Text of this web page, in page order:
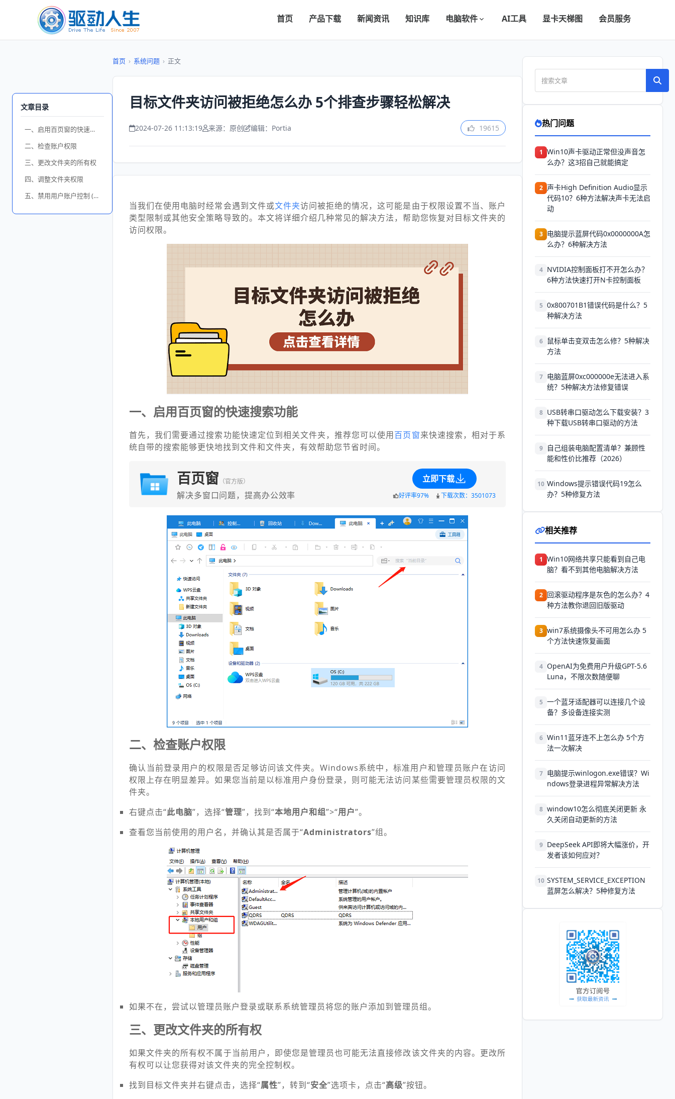
首页 产品下载 新闻资讯 知识库 电脑软件 AI工具 显卡天梯图 会员服务
文章目录
一、启用百页窗的快速搜索功能
二、检查账户权限
三、更改文件夹的所有权
四、调整文件夹权限
五、禁用用户账户控制 (UAC)
首页 › 系统问题 › 正文
目标文件夹访问被拒绝怎么办 5个排查步骤轻松解决
2024-07-26 11:13:19 来源：原创 编辑：Portia 19615
当我们在使用电脑时经常会遇到文件或文件夹访问被拒绝的情况，这可能是由于权限设置不当、账户
类型限制或其他安全策略导致的。本文将详细介绍几种常见的解决方法，帮助您恢复对目标文件夹的
访问权限。
一、启用百页窗的快速搜索功能
首先，我们需要通过搜索功能快速定位到相关文件夹，推荐您可以使用百页窗来快速搜索，相对于系
统自带的搜索能够更快地找到文件和文件夹，有效帮助您节省时间。
百页窗 （官方版）
解决多窗口问题，提高办公效率
立即下载
好评率97% 下载次数：3501073
二、检查账户权限
确认当前登录用户的权限是否足够访问该文件夹。Windows系统中，标准用户和管理员账户在访问
权限上存在明显差异。如果您当前是以标准用户身份登录，则可能无法访问某些需要管理员权限的文
件夹。
右键点击“此电脑”，选择“管理”，找到“本地用户和组”>“用户”。
查看您当前使用的用户名，并确认其是否属于“Administrators”组。
如果不在，尝试以管理员账户登录或联系系统管理员将您的账户添加到管理员组。
三、更改文件夹的所有权
如果文件夹的所有权不属于当前用户，即使您是管理员也可能无法直接修改该文件夹的内容。更改所
有权可以让您获得对该文件夹的完全控制权。
找到目标文件夹并右键点击，选择“属性”，转到“安全”选项卡，点击“高级”按钮。
热门问题
1 Win10声卡驱动正常但没声音怎
么办？这3招自己就能搞定
2 声卡High Definition Audio显示
代码10？6种方法解决声卡无法启
动
3 电脑提示蓝屏代码0x0000000A怎
么办？6种解决方法
4 NVIDIA控制面板打不开怎么办？
6种方法快速打开N卡控制面板
5 0x800701B1错误代码是什么？5
种解决方法
6
鼠标单击变双击怎么修？5种解决
方法
7 电脑蓝屏0xc000000e无法进入系
统？5种解决方法修复错误
8 USB转串口驱动怎么下载安装？3
种下载USB转串口驱动的方法
9
自己组装电脑配置清单？兼顾性
能和性价比推荐（2026）
10 Windows提示错误代码19怎么
办？5种修复方法
相关推荐
1 Win10网络共享只能看到自己电
脑？看不到其他电脑解决方法
2 回滚驱动程序是灰色的怎么办？4
种方法教你退回旧版驱动
3 win7系统摄像头不可用怎么办 5
个方法快速恢复画面
4 OpenAI为免费用户升级GPT-5.6
Luna，不限次数随便聊
5 一个蓝牙适配器可以连接几个设
备？多设备连接实测
6 Win11蓝牙连不上怎么办 5个方
法一次解决
7 电脑提示winlogon.exe错误？Wi
ndows登录进程异常解决方法
8 window10怎么彻底关闭更新 永
久关闭自动更新的方法
9 DeepSeek API即将大幅涨价，开
发者该如何应对？
10 SYSTEM_SERVICE_EXCEPTION
蓝屏怎么解决？5种修复方法